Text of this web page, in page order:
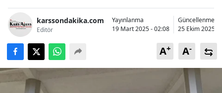
Burdur
karssondakika.com
Editör
Yayınlanma
19 Mart 2025 - 02:08
Güncellenme
25 Ekim 2025 -
A+ A-